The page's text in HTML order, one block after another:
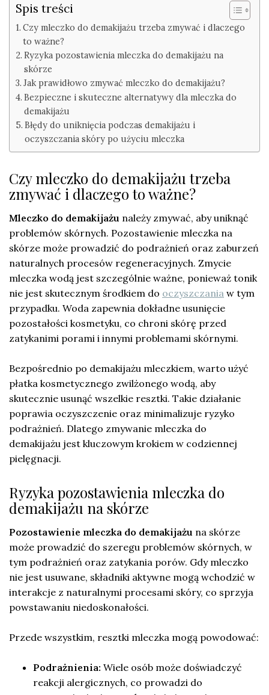
Spis treści
Czy mleczko do demakijażu trzeba zmywać i dlaczego
to ważne?
Ryzyka pozostawienia mleczka do demakijażu na
skórze
Jak prawidłowo zmywać mleczko do demakijażu?
Bezpieczne i skuteczne alternatywy dla mleczka do
demakijażu
Błędy do uniknięcia podczas demakijażu i
oczyszczania skóry po użyciu mleczka
Czy mleczko do demakijażu trzeba
zmywać i dlaczego to ważne?
Mleczko do demakijażu należy zmywać, aby uniknąć
problemów skórnych. Pozostawienie mleczka na
skórze może prowadzić do podrażnień oraz zaburzeń
naturalnych procesów regeneracyjnych. Zmycie
mleczka wodą jest szczególnie ważne, ponieważ tonik
nie jest skutecznym środkiem do oczyszczania w tym
przypadku. Woda zapewnia dokładne usunięcie
pozostałości kosmetyku, co chroni skórę przed
zatykanimi porami i innymi problemami skórnymi.
Bezpośrednio po demakijażu mleczkiem, warto użyć
płatka kosmetycznego zwilżonego wodą, aby
skutecznie usunąć wszelkie resztki. Takie działanie
poprawia oczyszczenie oraz minimalizuje ryzyko
podrażnień. Dlatego zmywanie mleczka do
demakijażu jest kluczowym krokiem w codziennej
pielęgnacji.
Ryzyka pozostawienia mleczka do
demakijażu na skórze
Pozostawienie mleczka do demakijażu na skórze
może prowadzić do szeregu problemów skórnych, w
tym podrażnień oraz zatykania porów. Gdy mleczko
nie jest usuwane, składniki aktywne mogą wchodzić w
interakcje z naturalnymi procesami skóry, co sprzyja
powstawaniu niedoskonałości.
Przede wszystkim, resztki mleczka mogą powodować:
Podrażnienia: Wiele osób może doświadczyć
reakcji alergicznych, co prowadzi do